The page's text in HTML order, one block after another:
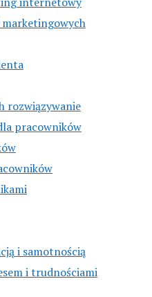
rozwiązywanie
pracowników
i samotnością
i trudnościami